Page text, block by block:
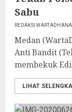
Sabu
REDAKSI WARTADHANA
Medan
Anti Bandit
membekuk
LIHAT